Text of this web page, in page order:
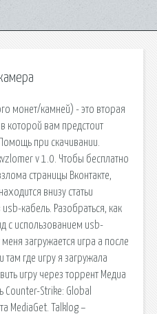
монет/камней) - это вторая
которой вам предстоит
при скачивании.
v 1.0. Чтобы бесплатно
страницы Вконтакте,
внизу статьи
кабель. Разобраться, как
с использованием usb-
загружается игра а после
где игру я загружала
игру через торрент Медиа
Counter-Strike: Global
MediaGet. Talklog –